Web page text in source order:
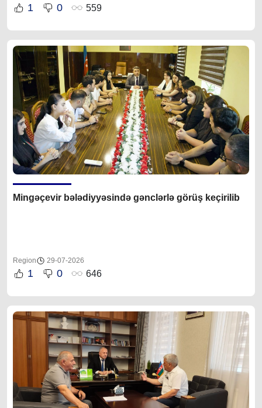
1 0 559
Mingəçevir bələdiyyəsində gənclərlə görüş keçirilib
Region 29-07-2026
1 0 646